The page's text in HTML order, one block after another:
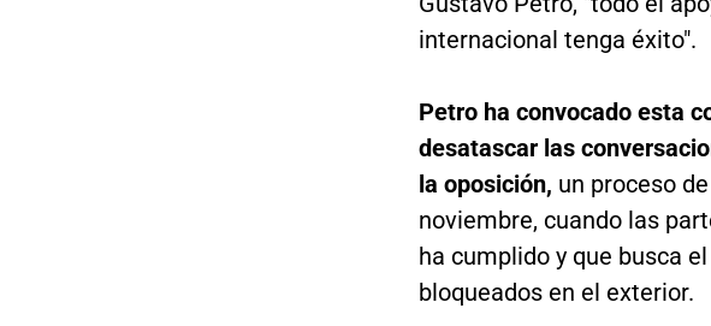
internacional tenga éxito".
Petro ha convocado esta
desatascar las
la oposición, un proceso
noviembre, cuando las
ha cumplido y que busca
bloqueados en el exterior.